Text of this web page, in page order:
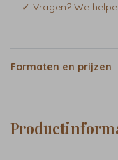
✓ Vragen? We
Formaten en prijzen